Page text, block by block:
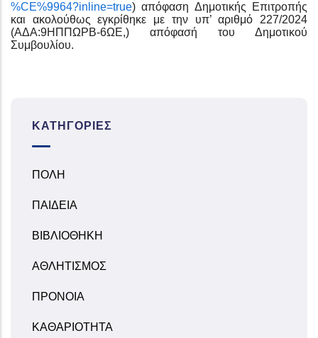
%CE%9964?inline=true) απόφαση Δημοτικής Επιτροπής
και ακολούθως εγκρίθηκε με την υπ’ αριθμό 227/2024
(ΑΔΑ:9ΗΠΠΩΡΒ-6ΩΕ,) απόφασή του Δημοτικού
Συμβουλίου.
ΚΑΤΗΓΟΡΊΕΣ
ΠΟΛΗ
ΠΑΙΔΕΙΑ
ΒΙΒΛΙΟΘΗΚΗ
ΑΘΛΗΤΙΣΜΟΣ
ΠΡΟΝΟΙΑ
ΚΑΘΑΡΙΟΤΗΤΑ